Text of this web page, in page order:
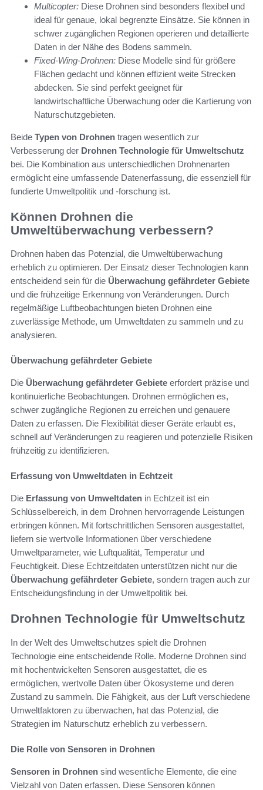
Multicopter: Diese Drohnen sind besonders flexibel und
ideal für genaue, lokal begrenzte Einsätze. Sie können in
schwer zugänglichen Regionen operieren und detaillierte
Daten in der Nähe des Bodens sammeln.
Fixed-Wing-Drohnen: Diese Modelle sind für größere
Flächen gedacht und können effizient weite Strecken
abdecken. Sie sind perfekt geeignet für
landwirtschaftliche Überwachung oder die Kartierung von
Naturschutzgebieten.
Beide Typen von Drohnen tragen wesentlich zur
Verbesserung der Drohnen Technologie für Umweltschutz
bei. Die Kombination aus unterschiedlichen Drohnenarten
ermöglicht eine umfassende Datenerfassung, die essenziell für
fundierte Umweltpolitik und -forschung ist.
Können Drohnen die
Umweltüberwachung verbessern?
Drohnen haben das Potenzial, die Umweltüberwachung
erheblich zu optimieren. Der Einsatz dieser Technologien kann
entscheidend sein für die Überwachung gefährdeter Gebiete
und die frühzeitige Erkennung von Veränderungen. Durch
regelmäßige Luftbeobachtungen bieten Drohnen eine
zuverlässige Methode, um Umweltdaten zu sammeln und zu
analysieren.
Überwachung gefährdeter Gebiete
Die Überwachung gefährdeter Gebiete erfordert präzise und
kontinuierliche Beobachtungen. Drohnen ermöglichen es,
schwer zugängliche Regionen zu erreichen und genauere
Daten zu erfassen. Die Flexibilität dieser Geräte erlaubt es,
schnell auf Veränderungen zu reagieren und potenzielle Risiken
frühzeitig zu identifizieren.
Erfassung von Umweltdaten in Echtzeit
Die Erfassung von Umweltdaten in Echtzeit ist ein
Schlüsselbereich, in dem Drohnen hervorragende Leistungen
erbringen können. Mit fortschrittlichen Sensoren ausgestattet,
liefern sie wertvolle Informationen über verschiedene
Umweltparameter, wie Luftqualität, Temperatur und
Feuchtigkeit. Diese Echtzeitdaten unterstützen nicht nur die
Überwachung gefährdeter Gebiete, sondern tragen auch zur
Entscheidungsfindung in der Umweltpolitik bei.
Drohnen Technologie für Umweltschutz
In der Welt des Umweltschutzes spielt die Drohnen
Technologie eine entscheidende Rolle. Moderne Drohnen sind
mit hochentwickelten Sensoren ausgestattet, die es
ermöglichen, wertvolle Daten über Ökosysteme und deren
Zustand zu sammeln. Die Fähigkeit, aus der Luft verschiedene
Umweltfaktoren zu überwachen, hat das Potenzial, die
Strategien im Naturschutz erheblich zu verbessern.
Die Rolle von Sensoren in Drohnen
Sensoren in Drohnen sind wesentliche Elemente, die eine
Vielzahl von Daten erfassen. Diese Sensoren können